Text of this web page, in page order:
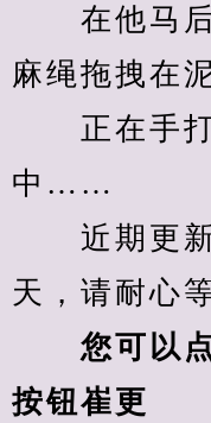
在他马后
麻绳拖拽在
正在手打
中……
近期更新
天，请耐心
您可以
按钮崔更